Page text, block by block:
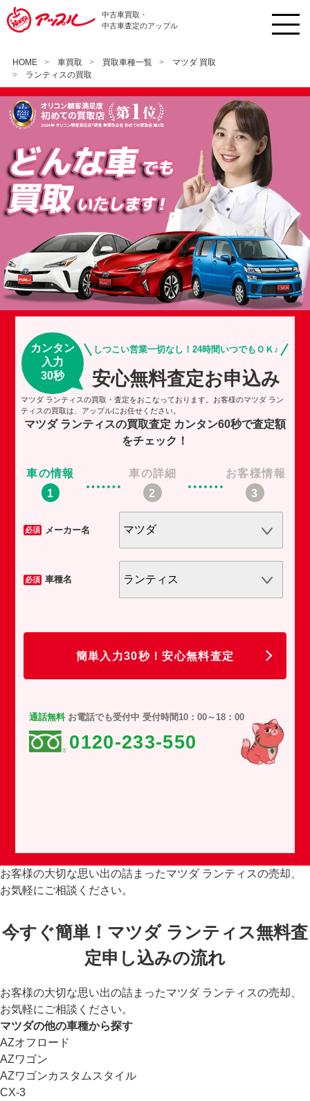
中古車買取・
中古車査定のアップル
HOME 車買取 買取車種一覧
マツダ 買取
ランティスの買取
カンタン
入力
30秒
しつこい営業一切なし！24時間いつでもＯＫ♪
安心無料査定お申込み
マツダ ランティスの買取・査定をおこなっております。お客様のマツダ ラン
ティスの買取は、アップルにお任せください。
マツダ ランティスの買取査定 カンタン60秒で査定額
をチェック！
車の情報 車の詳細 お客様情報
必須 メーカー名
必須 車種名
簡単入力30秒！安心無料査定
通話無料お電話でも受付中 受付時間10：00～18：00
0120-233-550
お客様の大切な思い出の詰まったマツダ ランティスの売却、
お気軽にご相談ください。
今すぐ簡単！マツダ ランティス無料査
定申し込みの流れ
お客様の大切な思い出の詰まったマツダ ランティスの売却、
お気軽にご相談ください。
マツダの他の車種から探す
AZオフロード
AZワゴン
AZワゴンカスタムスタイル
CX-3